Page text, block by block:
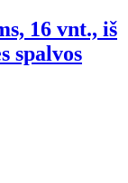
16 vnt., iš
spalvos